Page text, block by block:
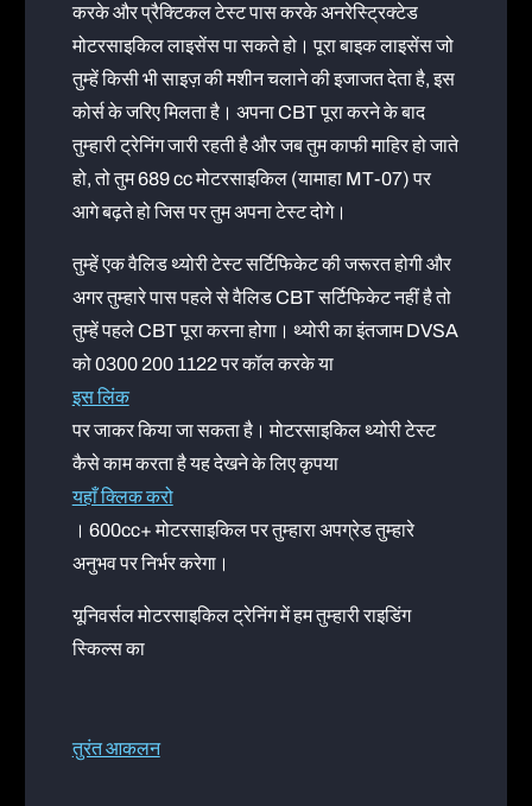
करके और प्रैक्टिकल टेस्ट पास करके अनरेस्ट्रिक्टेड
मोटरसाइकिल लाइसेंस पा सकते हो। पूरा बाइक लाइसेंस जो
तुम्हें किसी भी साइज़ की मशीन चलाने की इजाजत देता है, इस
कोर्स के जरिए मिलता है। अपना CBT पूरा करने के बाद
तुम्हारी ट्रेनिंग जारी रहती है और जब तुम काफी माहिर हो जाते
हो, तो तुम 689 cc मोटरसाइकिल (यामाहा MT-07) पर
आगे बढ़ते हो जिस पर तुम अपना टेस्ट दोगे।
तुम्हें एक वैलिड थ्योरी टेस्ट सर्टिफिकेट की जरूरत होगी और
अगर तुम्हारे पास पहले से वैलिड CBT सर्टिफिकेट नहीं है तो
तुम्हें पहले CBT पूरा करना होगा। थ्योरी का इंतजाम DVSA
को 0300 200 1122 पर कॉल करके या
इस लिंक
पर जाकर किया जा सकता है। मोटरसाइकिल थ्योरी टेस्ट
कैसे काम करता है यह देखने के लिए कृपया
यहाँ क्लिक करो
। 600cc+ मोटरसाइकिल पर तुम्हारा अपग्रेड तुम्हारे
अनुभव पर निर्भर करेगा।
यूनिवर्सल मोटरसाइकिल ट्रेनिंग में हम तुम्हारी राइडिंग
स्किल्स का
तुरंत आकलन